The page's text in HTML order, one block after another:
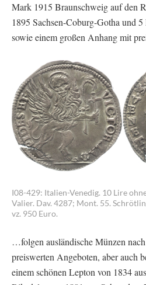
Mark 1915 Braunschweig auf den
1895 Sachsen-Coburg-Gotha und
sowie einem großen Anhang mit
I08-429: Italien-Venedig. 10 Lire
Valier. Dav. 4287; Mont. 55.
vz. 950 Euro.
…folgen ausländische Münzen
preiswerten Angeboten, aber auch
einem schönen Lepton von 1834